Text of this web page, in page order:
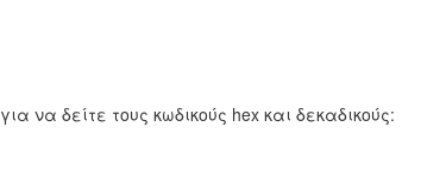
για να δείτε τους κωδικούς hex και δεκαδικούς: